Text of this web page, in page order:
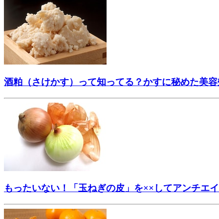
酒粕（さけかす）って知ってる？かすに秘めた美
もったいない！「玉ねぎの皮」を××してアンチエ